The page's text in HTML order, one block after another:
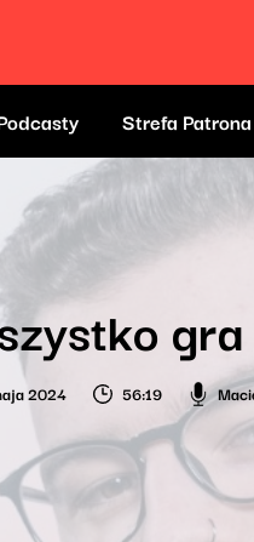
Strefa Patrona
2024 56:19